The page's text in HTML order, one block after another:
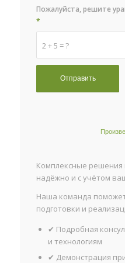
2 + 5 = ?
Пожалуйста, решите
*
Комплексные
надёжно и с учётом
Наша команда
подготовки и
✔ Подробная
и технологиям
✔ Демонстрация